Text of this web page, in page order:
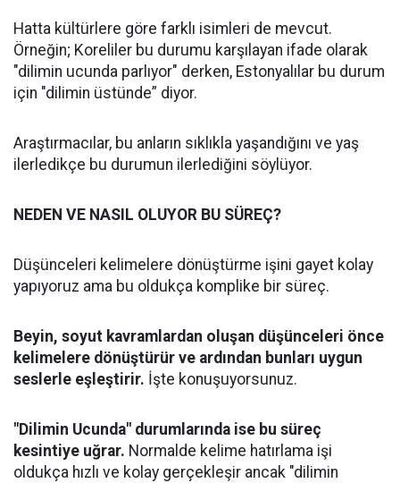
Hatta kültürlere göre farklı isimleri de mevcut.
Örneğin; Koreliler bu durumu karşılayan ifade olarak
"dilimin ucunda parlıyor" derken, Estonyalılar bu durum
için "dilimin üstünde” diyor.
Araştırmacılar, bu anların sıklıkla yaşandığını ve yaş
ilerledikçe bu durumun ilerlediğini söylüyor.
NEDEN VE NASIL OLUYOR BU SÜREÇ?
Düşünceleri kelimelere dönüştürme işini gayet kolay
yapıyoruz ama bu oldukça komplike bir süreç.
Beyin, soyut kavramlardan oluşan düşünceleri önce
kelimelere dönüştürür ve ardından bunları uygun
seslerle eşleştirir. İşte konuşuyorsunuz.
"Dilimin Ucunda" durumlarında ise bu süreç
kesintiye uğrar. Normalde kelime hatırlama işi
oldukça hızlı ve kolay gerçekleşir ancak "dilimin